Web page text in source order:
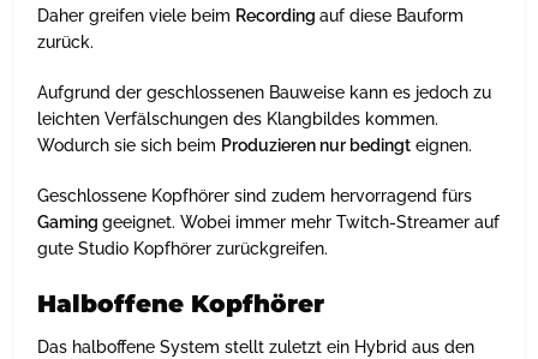
Daher greifen viele beim Recordingauf diese Bauform
zurück.
Aufgrund der geschlossenen Bauweise kann es jedoch zu
leichten Verfälschungen des Klangbildes kommen.
Wodurch sie sich beim Produzieren nur bedingt eignen.
Geschlossene Kopfhörer sind zudem hervorragend fürs
Gaminggeeignet. Wobei immer mehr Twitch-Streamer auf
gute Studio Kopfhörer zurückgreifen.
Halboffene Kopfhörer
Das halboffene System stellt zuletzt ein Hybrid aus den